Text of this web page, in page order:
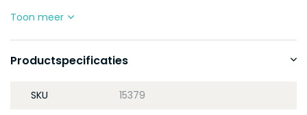
Toon meer
Productspecificaties
SKU 15379